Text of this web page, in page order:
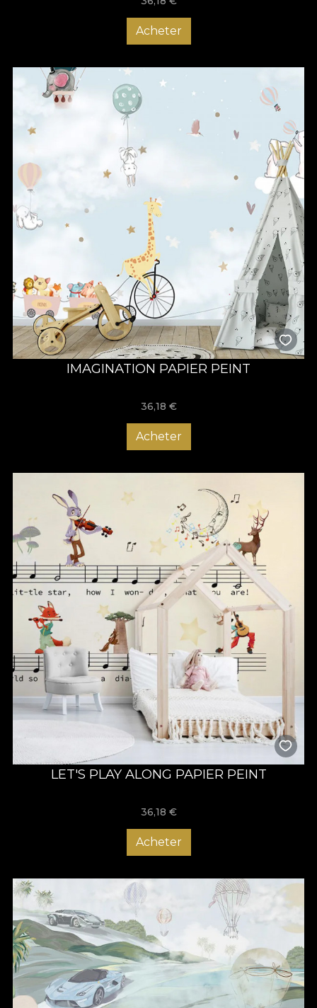
Acheter
IMAGINATION PAPIER PEINT
36,18 €
Acheter
LET'S PLAY ALONG PAPIER PEINT
36,18 €
Acheter